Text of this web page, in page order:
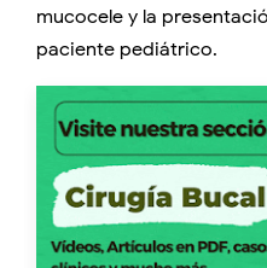
mucocele y la
paciente pediátrico.